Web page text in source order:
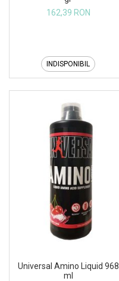
162,39 RON
INDISPONIBIL
Universal Amino Liquid 968
ml